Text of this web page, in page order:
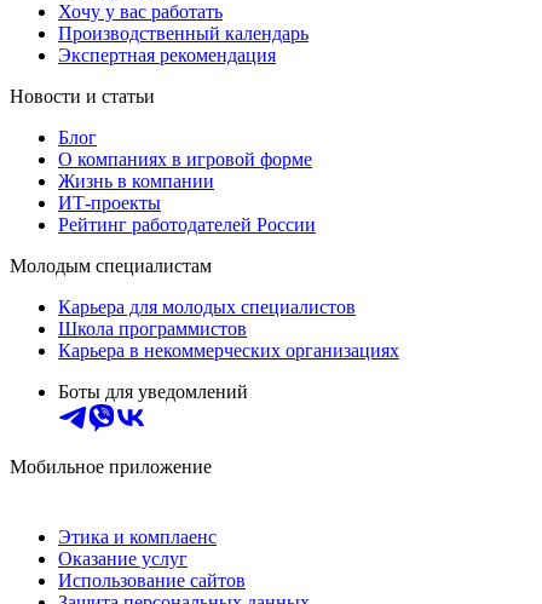
Хочу у вас работать
Производственный календарь
Экспертная рекомендация
Новости и статьи
Блог
О компаниях в игровой форме
Жизнь в компании
ИТ-проекты
Рейтинг работодателей России
Молодым специалистам
Карьера для молодых специалистов
Школа программистов
Карьера в некоммерческих организациях
Боты для уведомлений
Мобильное приложение
Этика и комплаенс
Оказание услуг
Использование сайтов